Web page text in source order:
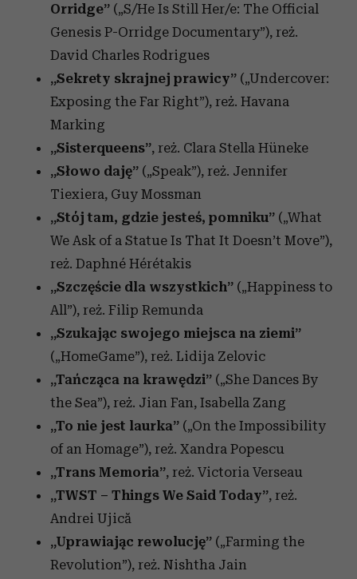
Orridge” („S/He Is Still Her/e: The Official
Genesis P-Orridge Documentary”), reż.
David Charles Rodrigues
„Sekrety skrajnej prawicy” („Undercover:
Exposing the Far Right”), reż. Havana
Marking
„Sisterqueens”, reż. Clara Stella Hüneke
„Słowo daję” („Speak”), reż. Jennifer
Tiexiera, Guy Mossman
„Stój tam, gdzie jesteś, pomniku” („What
We Ask of a Statue Is That It Doesn’t Move”),
reż. Daphné Hérétakis
„Szczęście dla wszystkich” („Happiness to
All”), reż. Filip Remunda
„Szukając swojego miejsca na ziemi”
(„HomeGame”), reż. Lidija Zelovic
„Tańcząca na krawędzi” („She Dances By
the Sea”), reż. Jian Fan, Isabella Zang
„To nie jest laurka” („On the Impossibility
of an Homage”), reż. Xandra Popescu
„Trans Memoria”, reż. Victoria Verseau
„TWST – Things We Said Today”, reż.
Andrei Ujică
„Uprawiając rewolucję” („Farming the
Revolution”), reż. Nishtha Jain